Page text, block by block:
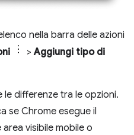
nella barra delle azioni
>Aggiungi tipo di
le differenze tra le opzioni.
se Chrome esegue il
visibile mobile o